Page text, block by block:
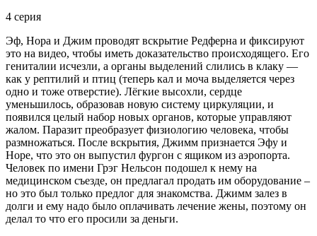
4 серия
Эф, Нора и Джим проводят вскрытие Редферна и фиксируют
это на видео, чтобы иметь доказательство происходящего. Его
гениталии исчезли, а органы выделений слились в клаку —
как у рептилий и птиц (теперь кал и моча выделяется через
одно и тоже отверстие). Лёгкие высохли, сердце
уменьшилось, образовав новую систему циркуляции, и
появился целый набор новых органов, которые управляют
жалом. Паразит преобразует физиологию человека, чтобы
размножаться. После вскрытия, Джимм признается Эфу и
Норе, что это он выпустил фургон с ящиком из аэропорта.
Человек по имени Грэг Нельсон подошел к нему на
медицинском съезде, он предлагал продать им оборудование –
но это был только предлог для знакомства. Джимм залез в
долги и ему надо было оплачивать лечение жены, поэтому он
делал то что его просили за деньги.